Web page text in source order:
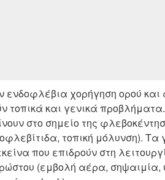
ενδοφλέβια χορήγηση ορού
τοπικά και γενικά
στο σημείο της
τοπική μόλυνση).
που επιδρούν στη
(εμβολή αέρα,